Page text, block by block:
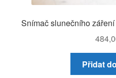
Snímač slunečního
Přidat